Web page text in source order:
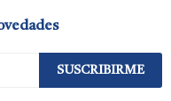
SUSCRIBIRME